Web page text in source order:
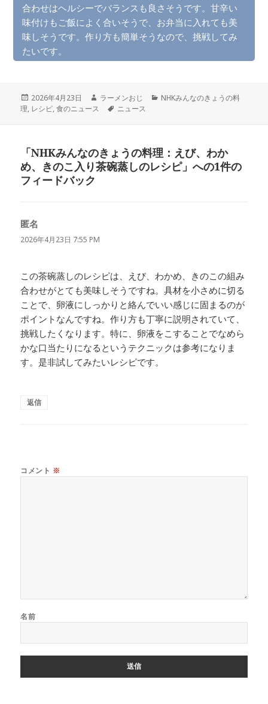
合わせはヘルシーでバランスも良さそうです。甘辛い
味付けもご飯によく合いそうで、お弁当に入れても美
味しそうです。作り方も簡単そうなので、挑戦してみ
たいです。
投
稿
2026年4月23日
作
ラーメンおじ
カ
NHKみんなのきょうの料
理, レシピ,食のニュース
タ
ニュース
「NHKみんなのきょうの料理：えび、わか
め、きのこ入り茶碗蒸しのレシピ」への1件の
フィードバック
匿名
り:
2026年4月23日 7:55 PM
この茶碗蒸しのレシピは、えび、わかめ、きのこの組み
合わせがとても美味しそうですね。具材を小さめに切る
ことで、卵液にしっかりと絡んでいい感じに固まるのが
ポイントなんですね。作り方も丁寧に説明されていて、
挑戦したくなります。特に、卵液をこすることでなめら
かな口当たりになるというテクニックは参考になりま
す。是非試してみたいレシピです。
返信
コメント ※
名前